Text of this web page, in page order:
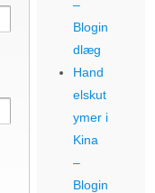
–
Blogin
dlæg
Hand
elskut
ymer i
Kina
–
Blogin